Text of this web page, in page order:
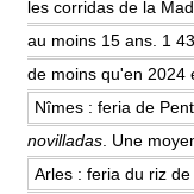
les corridas de la
au moins 15 ans. 1
de moins qu'en 2024
Nîmes : feria de
novilladas. Une
Arles : feria du riz